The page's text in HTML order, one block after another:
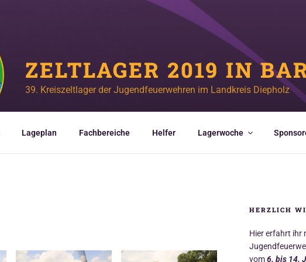
ZELTLAGER 2019 IN
39. Kreiszeltlager der Jugendfeuerwehren im Landkreis Diepholz
Lageplan Fachbereiche Helfer Lagerwoche
HERZLICH
Hier erfahrt ihr
vom6. bis 14.